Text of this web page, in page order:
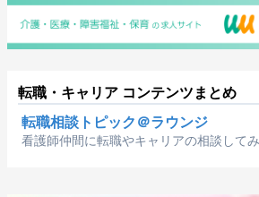
転職・キャリア コンテンツまとめ
転職相談トピック＠ラウンジ
看護師仲間に転職やキャリアの相談して